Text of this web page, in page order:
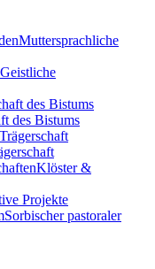
Muttersprachliche
Geistliche
des Bistums
Klöster &
Projekte
Sorbischer pastoraler